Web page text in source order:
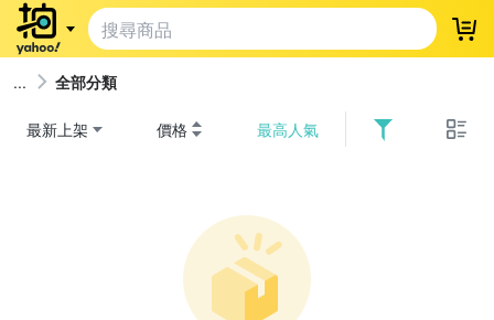
登
全部分類
最新上架 價格 最高人氣